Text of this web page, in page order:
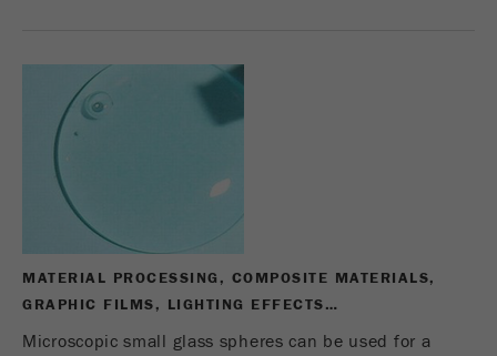
MATERIAL PROCESSING, COMPOSITE MATERIALS,
GRAPHIC FILMS, LIGHTING EFFECTS…
Microscopic small glass spheres can be used for a